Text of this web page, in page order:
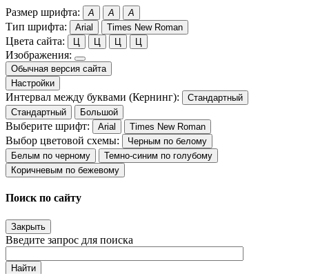
Размер шрифта: A A A
Тип шрифта: Arial Times New Roman
Цвета сайта: Ц Ц Ц Ц
Изображения:
Обычная версия сайта
Настройки
Интервал между буквами (Кернинг):
Стандартный
Стандартный
Большой
Выберите шрифт: Arial Times New Roman
Выбор цветовой схемы:
Черным по белому
Белым по черному
Темно-синим по голубому
Коричневым по бежевому
Поиск по сайту
Закрыть
Введите запрос для поиска
Найти